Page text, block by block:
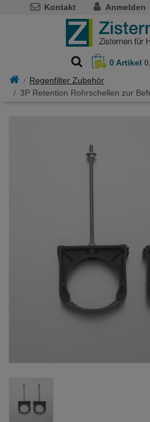
Kontakt Anmelden
0Artikel
Regenfilter Zubehör
3P Retention Rohrschellen zur